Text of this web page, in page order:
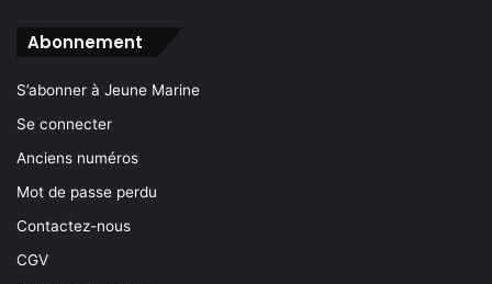
Abonnement
S’abonner à Jeune Marine
Se connecter
Anciens numéros
Mot de passe perdu
Contactez-nous
CGV